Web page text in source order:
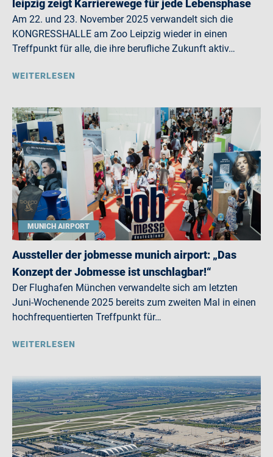
leipzig zeigt Karrierewege für jede Lebensphase
Am 22. und 23. November 2025 verwandelt sich die
KONGRESSHALLE am Zoo Leipzig wieder in einen
Treffpunkt für alle, die ihre berufliche Zukunft aktiv…
WEITERLESEN
MUNICH AIRPORT
Aussteller der jobmesse munich airport: „Das
Konzept der Jobmesse ist unschlagbar!“
Der Flughafen München verwandelte sich am letzten
Juni-Wochenende 2025 bereits zum zweiten Mal in einen
hochfrequentierten Treffpunkt für…
WEITERLESEN